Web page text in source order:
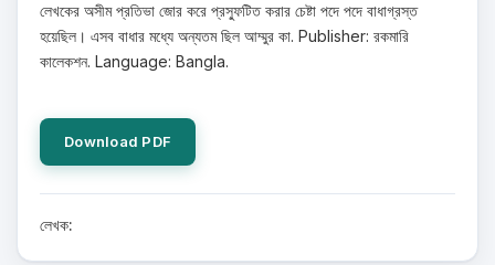
লেখকের অসীম প্রতিভা জোর করে প্রস্ফুটিত করার চেষ্টা পদে পদে বাধাগ্রস্ত
হয়েছিল। এসব বাধার মধ্যে অন্যতম ছিল আম্মুর কা. Publisher: রকমারি
কালেকশন. Language: Bangla.
Download PDF
লেখক: